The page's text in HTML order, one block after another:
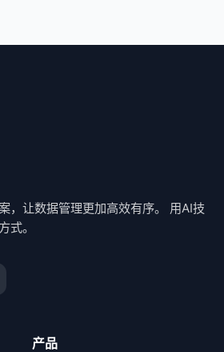
，让数据管理更加高效有序。 用AI技
式。
产品